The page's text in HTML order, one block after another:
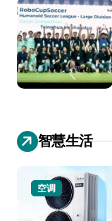
智慧生活
空调